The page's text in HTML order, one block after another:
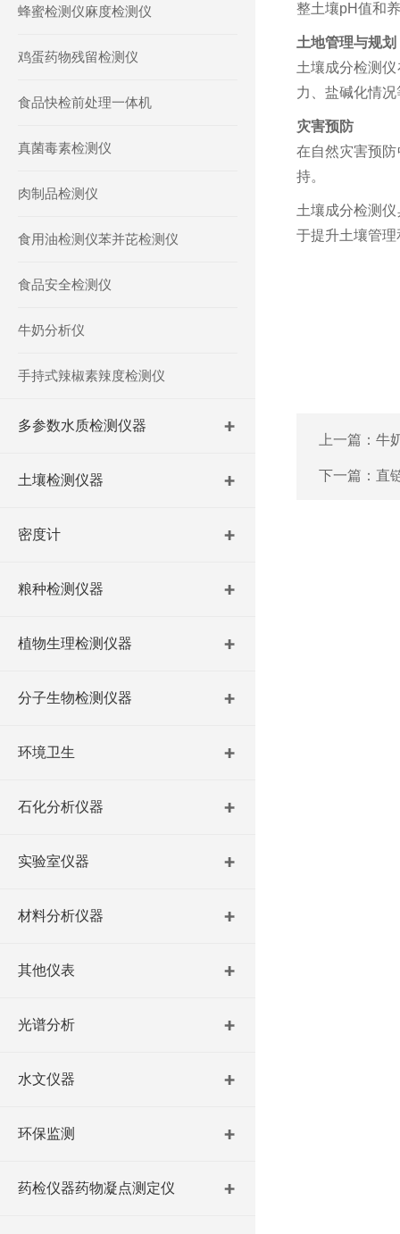
整土壤pH值和
土地管理与规划
土壤成分检测
力、盐碱化情
灾害预防
在自然灾害预
持。
土壤成分检测
于提升土壤管
上一篇： 牛
下一篇： 直
蜂蜜检测仪麻度检测仪
鸡蛋药物残留检测仪
食品快检前处理一体机
真菌毒素检测仪
肉制品检测仪
食用油检测仪苯并芘检测仪
食品安全检测仪
牛奶分析仪
手持式辣椒素辣度检测仪
多参数水质检测仪器
土壤检测仪器
密度计
粮种检测仪器
植物生理检测仪器
分子生物检测仪器
环境卫生
石化分析仪器
实验室仪器
材料分析仪器
其他仪表
光谱分析
水文仪器
环保监测
药检仪器药物凝点测定仪